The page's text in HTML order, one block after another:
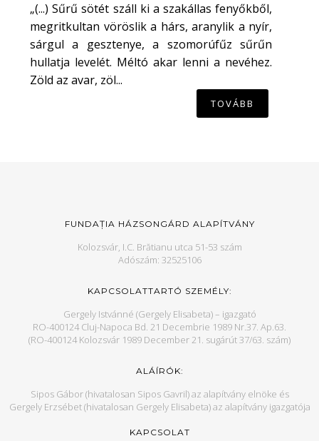
„(...) Sűrű sötét száll ki a szakállas fenyőkből,
megritkultan vöröslik a hárs, aranylik a nyír,
sárgul a gesztenye, a szomorúfűz sűrűn
hullatja levelét. Méltó akar lenni a nevéhez.
Zöld az avar, zöl...
TOVÁBB
FUNDAȚIA HÁZSONGÁRD ALAPÍTVÁNY
Kolozsvár, I.C. Brătianu utca 51-53 szám
Adószám: 32525106
KAPCSOLATTARTÓ SZEMÉLY:
Gergely Istvánné (Gergely Elisabeta) – igazgató
RO-400124 Cluj-Napoca Bd. 21 Decembrie 1989 Nr.37. Ap.63.
(RO-400124 Kolozsvár 1989 December 21. sugárút 37/63. szám)
ALÁÍRÓK:
Sipos Gábor (hivatalosan Sipos Gavril) az alapítvány elnöke és
Gergely Erzsébet (hivatalosan Gergely Elisabeta) az alapítvány igazgatója
KAPCSOLAT